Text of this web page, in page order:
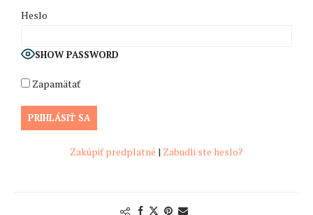
Heslo
SHOW PASSWORD
Zapamätať
Zakúpiť predplatné | Zabudli ste heslo?